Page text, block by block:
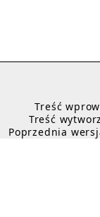
Treść
Treść
Poprzednia